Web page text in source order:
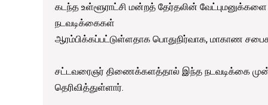
கடந்த உள்ளூராட்சி மன்றத் தேர்தலின்
நடவடிக்கைகள்
ஆரம்பிக்கப்பட்டுள்ளதாக பொதுநிர்வாக, மாகாண
சட்டவரைஞர் திணைக்களத்தால் இந்த நடவடிக்கை
தெரிவித்துள்ளார்.